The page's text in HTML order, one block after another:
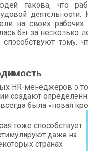
такова, что
деятельности.
на своих рабочих
бы за несколько
тому,
HR-менеджеров о
создают
была «новая
тоже способствует
даже на
странах.